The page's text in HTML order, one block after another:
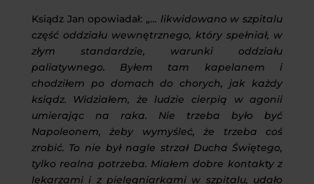
Ksiądz Jan opowiadał: „… likwidowano w szpitalu
część oddziału wewnętrznego, który spełniał, w
złym standardzie, warunki oddziału
paliatywnego. Byłem tam kapelanem i
chodziłem po domach do chorych, jak każdy
ksiądz. Widziałem, że ludzie cierpią w agonii
umierając na raka. Nie trzeba było być
Napoleonem, żeby wymyśleć, że trzeba coś
zrobić. To nie był nagle strzał Ducha Świętego,
tylko realna potrzeba. Miałem dobre kontakty z
lekarzami i z pielęgniarkami w szpitalu, udało